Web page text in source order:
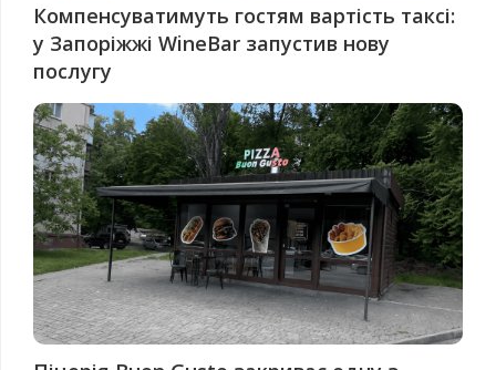
Компенсуватимуть гостям вартість таксі:
у Запоріжжі WineBar запустив нову
послугу